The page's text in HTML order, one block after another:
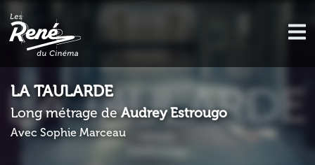
LA TAULARDE
Long métrage deAudrey Estrougo
Avec Sophie Marceau